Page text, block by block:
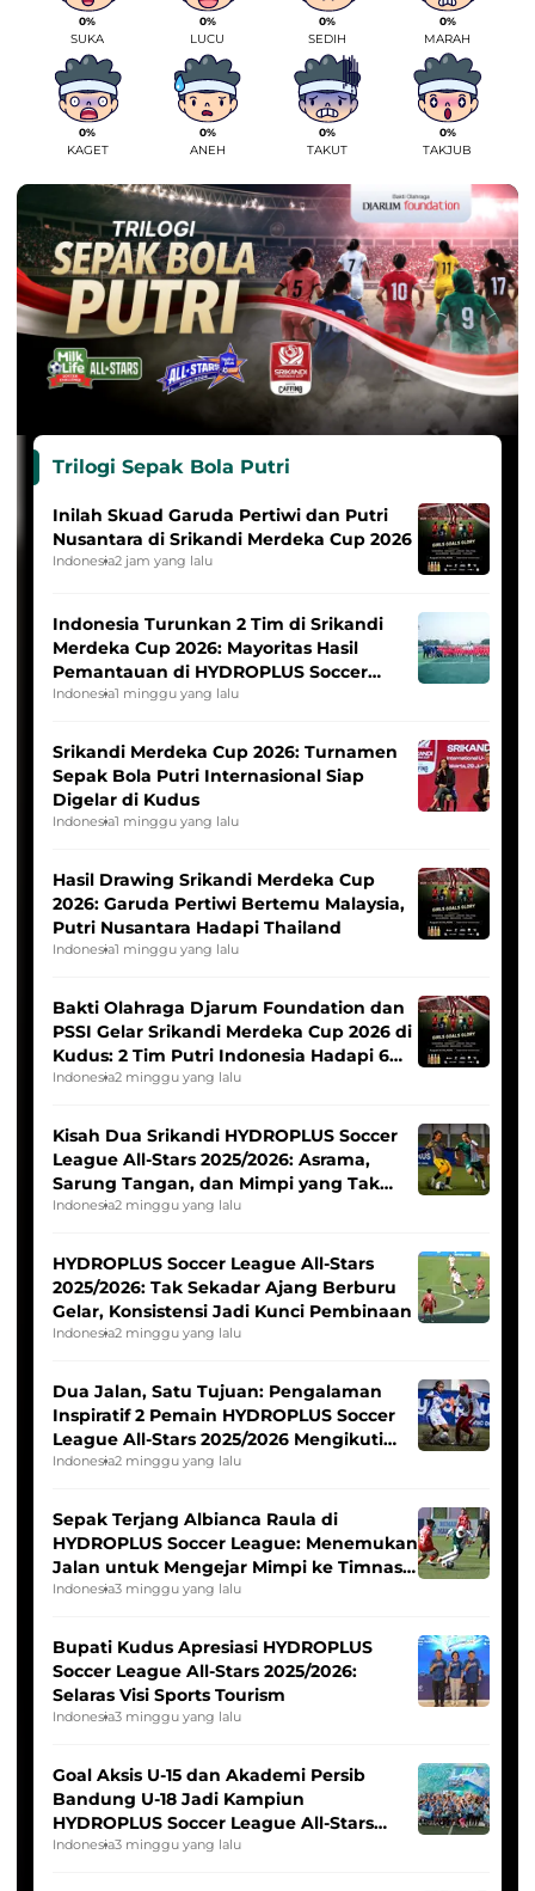
0%
SUKA
0%
LUCU
0%
SEDIH
0%
MARAH
0%
KAGET
0%
ANEH
0%
TAKUT
0%
TAKJUB
Trilogi Sepak Bola Putri
Inilah Skuad Garuda Pertiwi dan Putri
Nusantara di Srikandi Merdeka Cup 2026
Indonesia2 jam yang lalu
Indonesia Turunkan 2 Tim di Srikandi
Merdeka Cup 2026: Mayoritas Hasil
Pemantauan di HYDROPLUS Soccer
League
Indonesia1 minggu yang lalu
Srikandi Merdeka Cup 2026: Turnamen
Sepak Bola Putri Internasional Siap
Digelar di Kudus
Indonesia1 minggu yang lalu
Hasil Drawing Srikandi Merdeka Cup
2026: Garuda Pertiwi Bertemu Malaysia,
Putri Nusantara Hadapi Thailand
Indonesia1 minggu yang lalu
Bakti Olahraga Djarum Foundation dan
PSSI Gelar Srikandi Merdeka Cup 2026 di
Kudus: 2 Tim Putri Indonesia Hadapi 6
Tim Asia
Indonesia2 minggu yang lalu
Kisah Dua Srikandi HYDROPLUS Soccer
League All-Stars 2025/2026: Asrama,
Sarung Tangan, dan Mimpi yang Tak
Pernah Padam
Indonesia2 minggu yang lalu
HYDROPLUS Soccer League All-Stars
2025/2026: Tak Sekadar Ajang Berburu
Gelar, Konsistensi Jadi Kunci Pembinaan
Indonesia2 minggu yang lalu
Dua Jalan, Satu Tujuan: Pengalaman
Inspiratif 2 Pemain HYDROPLUS Soccer
League All-Stars 2025/2026 Mengikuti
Seleksi Timnas Indonesia Putri
Indonesia2 minggu yang lalu
Sepak Terjang Albianca Raula di
HYDROPLUS Soccer League: Menemukan
Jalan untuk Mengejar Mimpi ke Timnas
Indonesia Putri
Indonesia3 minggu yang lalu
Bupati Kudus Apresiasi HYDROPLUS
Soccer League All-Stars 2025/2026:
Selaras Visi Sports Tourism
Indonesia3 minggu yang lalu
Goal Aksis U-15 dan Akademi Persib
Bandung U-18 Jadi Kampiun
HYDROPLUS Soccer League All-Stars
2025/2026
Indonesia3 minggu yang lalu